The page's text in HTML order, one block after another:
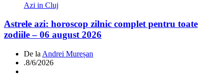
Azi in Cluj
Astrele azi: horoscop zilnic complet pentru toate
zodiile – 06 august 2026
De la Andrei Mureșan
.8/6/2026